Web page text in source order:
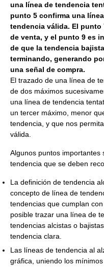
una línea de tendencia
punto 5 confirma una
tendencia válida. El punto
de venta, y el punto 9 es
de que la tendencia
terminando, generando
una señal de compra.
El trazado de una línea de
de dos máximos
una línea de tendencia
un tercer máximo, menor
tendencia, y que nos
válida.
Algunos puntos
tendencia que se deben
La definición de tendencia
concepto de línea de
tendencias que cumplan
posible trazar una línea de
tendencias alcistas o
tendencia clara.
Las líneas de tendencia al
gráfica, uniendo los